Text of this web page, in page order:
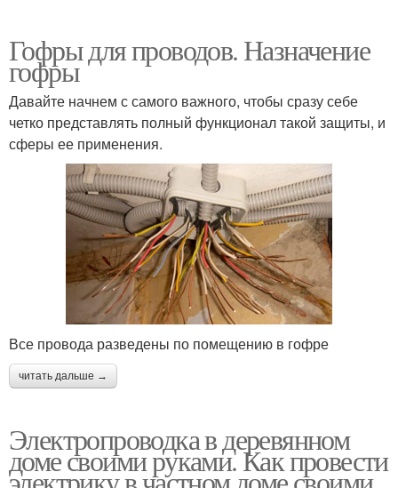
Гофры для проводов. Назначение
гофры
Давайте начнем с самого важного, чтобы сразу себе
четко представлять полный функционал такой защиты, и
сферы ее применения.
Все провода разведены по помещению в гофре
читать дальше →
Электропроводка в деревянном
доме своими руками. Как провести